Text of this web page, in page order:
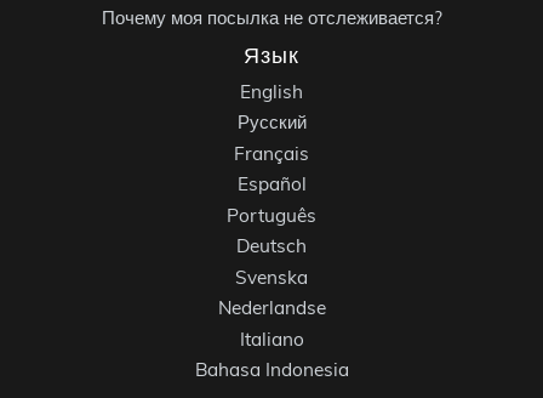
Почему моя посылка не отслеживается?
Язык
English
Русский
Français
Español
Português
Deutsch
Svenska
Nederlandse
Italiano
Bahasa Indonesia